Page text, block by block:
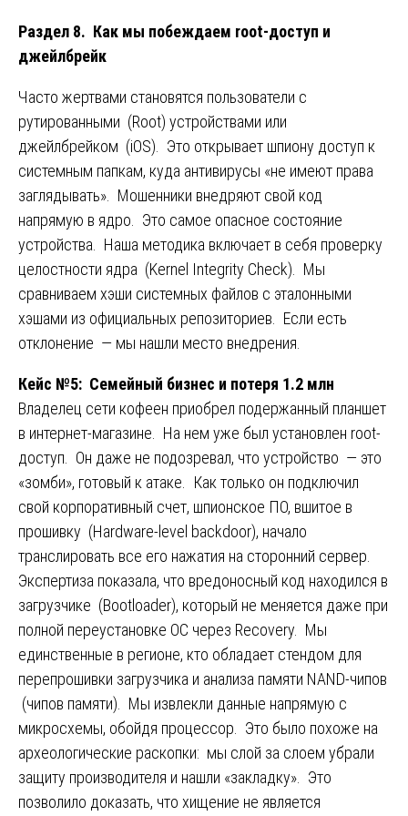
Раздел 8. Как мы побеждаем root-доступ и
джейлбрейк
Часто жертвами становятся пользователи с
рутированными (Root) устройствами или
джейлбрейком (iOS). Это открывает шпиону доступ к
системным папкам, куда антивирусы «не имеют права
заглядывать». Мошенники внедряют свой код
напрямую в ядро. Это самое опасное состояние
устройства. Наша методика включает в себя проверку
целостности ядра (Kernel Integrity Check). Мы
сравниваем хэши системных файлов с эталонными
хэшами из официальных репозиториев. Если есть
отклонение — мы нашли место внедрения.
Кейс №5: Семейный бизнес и потеря 1.2 млн
Владелец сети кофеен приобрел подержанный планшет
в интернет-магазине. На нем уже был установлен root-
доступ. Он даже не подозревал, что устройство — это
«зомби», готовый к атаке. Как только он подключил
свой корпоративный счет, шпионское ПО, вшитое в
прошивку (Hardware-level backdoor), начало
транслировать все его нажатия на сторонний сервер.
Экспертиза показала, что вредоносный код находился в
загрузчике (Bootloader), который не меняется даже при
полной переустановке ОС через Recovery. Мы
единственные в регионе, кто обладает стендом для
перепрошивки загрузчика и анализа памяти NAND-чипов
(чипов памяти). Мы извлекли данные напрямую с
микросхемы, обойдя процессор. Это было похоже на
археологические раскопки: мы слой за слоем убрали
защиту производителя и нашли «закладку». Это
позволило доказать, что хищение не является